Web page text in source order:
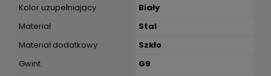
Kolor uzupełniający
Biały
Materiał
Stal
Materiał dodatkowy
Szkło
Gwint
G9